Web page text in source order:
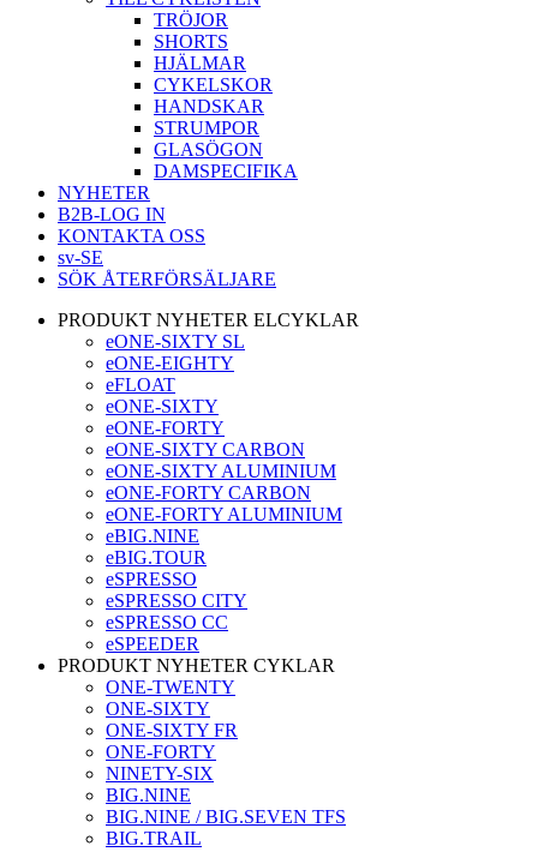
TRÖJOR
SHORTS
HJÄLMAR
CYKELSKOR
HANDSKAR
STRUMPOR
GLASÖGON
DAMSPECIFIKA
NYHETER
B2B-LOG IN
KONTAKTA OSS
sv-SE
SÖK ÅTERFÖRSÄLJARE
PRODUKT NYHETER ELCYKLAR
eONE-SIXTY SL
eONE-EIGHTY
eFLOAT
eONE-SIXTY
eONE-FORTY
eONE-SIXTY CARBON
eONE-SIXTY ALUMINIUM
eONE-FORTY CARBON
eONE-FORTY ALUMINIUM
eBIG.NINE
eBIG.TOUR
eSPRESSO
eSPRESSO CITY
eSPRESSO CC
eSPEEDER
PRODUKT NYHETER CYKLAR
ONE-TWENTY
ONE-SIXTY
ONE-SIXTY FR
ONE-FORTY
NINETY-SIX
BIG.NINE
BIG.NINE / BIG.SEVEN TFS
BIG.TRAIL